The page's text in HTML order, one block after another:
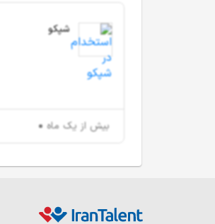
شپکو
بیش از یک ماه